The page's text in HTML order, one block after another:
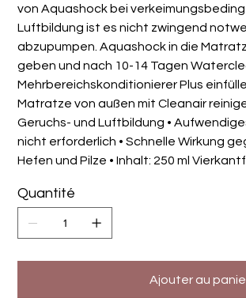
von Aquashock bei
Luftbildung ist es nicht zwingend
abzupumpen. Aquashock in die
geben und nach 10-14 Tagen
Mehrbereichskonditionierer Plus
Matratze von außen mit Cleanair
Geruchs- und Luftbildung •
nicht erforderlich • Schnelle Wirkung
Hefen und Pilze • Inhalt: 250 ml
Quantité
Ajouter au